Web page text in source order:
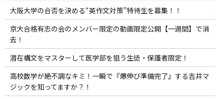
大阪大学の合否を決める“英作文対策”特待生を募集！！
京大合格有志の会のメンバー限定の動画限定公開【一週間】で消
去！
潜在構文をマスターして医学部を狙う生徒・保護者限定！
高校数学が絶不調なキミ！一瞬で『爆伸び準備完了』する吉井マ
ジックを知ってますか？！